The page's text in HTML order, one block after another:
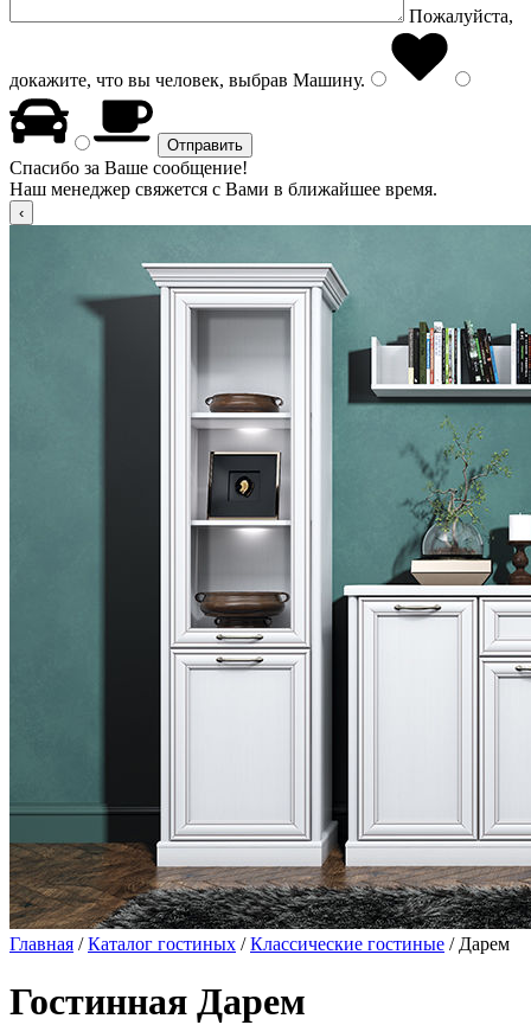
Пожалуйста,
докажите, что вы человек, выбрав Машину.
Спасибо за Ваше сообщение!
Наш менеджер свяжется с Вами в ближайшее время.
Главная /Каталог гостиных /Классические гостиные / Дарем
Гостинная Дарем